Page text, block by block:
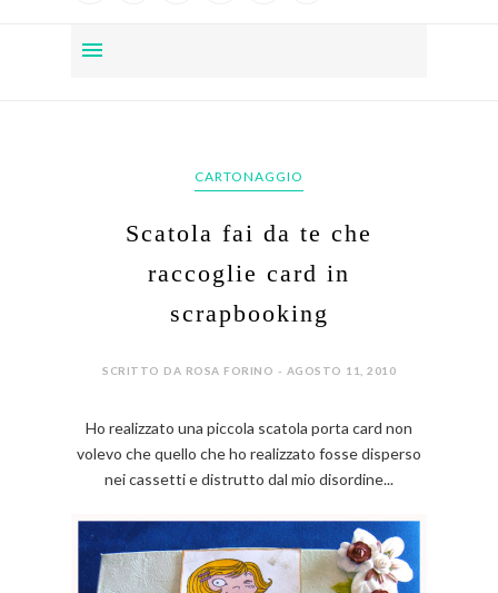
CARTONAGGIO
Scatola fai da te che
raccoglie card in
scrapbooking
SCRITTO DA ROSA FORINO - AGOSTO 11, 2010
Ho realizzato una piccola scatola porta card non
volevo che quello che ho realizzato fosse disperso
nei cassetti e distrutto dal mio disordine...